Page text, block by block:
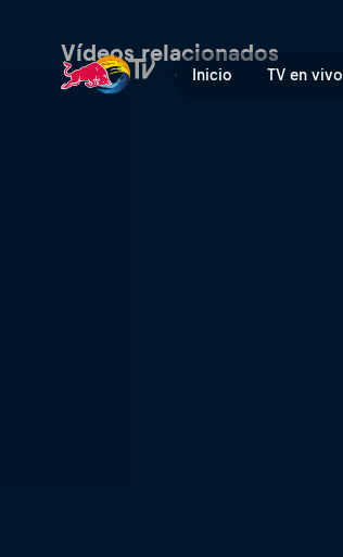
Inicio TV en vivo
Vídeos relacionados